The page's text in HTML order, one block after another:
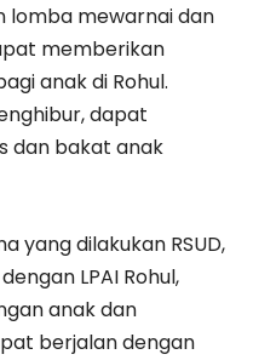
lomba mewarnai dan
memberikan
anak di Rohul.
dapat
dan bakat anak
yang dilakukan RSUD,
LPAI Rohul,
anak dan
berjalan dengan